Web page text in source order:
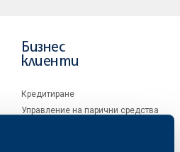
Бизнес
клиенти
Кредитиране
Управление на парични средства